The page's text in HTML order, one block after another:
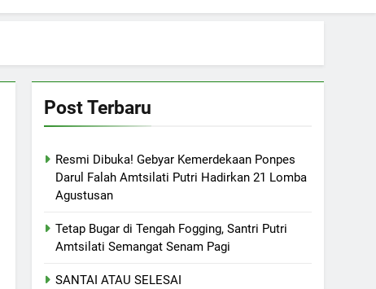
Post Terbaru
Resmi Dibuka! Gebyar Kemerdekaan Ponpes
Darul Falah Amtsilati Putri Hadirkan 21 Lomba
Agustusan
Tetap Bugar di Tengah Fogging, Santri Putri
Amtsilati Semangat Senam Pagi
SANTAI ATAU SELESAI